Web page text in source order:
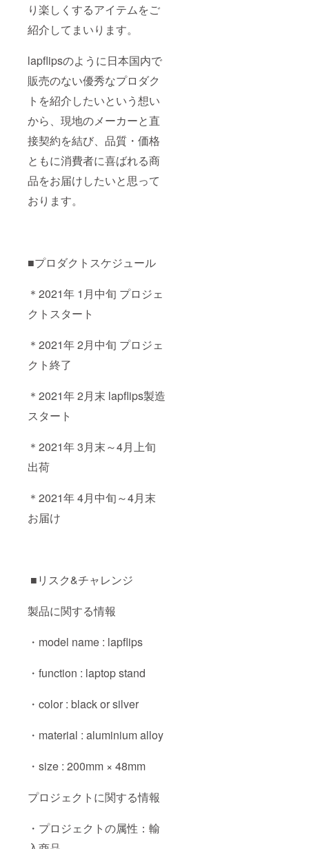
り楽しくするアイテムをご
紹介してまいります。
lapflipsのように日本国内で
販売のない優秀なプロダク
トを紹介したいという想い
から、現地のメーカーと直
接契約を結び、品質・価格
ともに消費者に喜ばれる商
品をお届けしたいと思って
おります。
■プロダクトスケジュール
＊2021年 1月中旬 プロジェ
クトスタート
＊2021年 2月中旬 プロジェ
クト終了
＊2021年 2月末 lapflips製造
スタート
＊2021年 3月末～4月上旬
出荷
＊2021年 4月中旬～4月末
お届け
■リスク&チャレンジ
製品に関する情報
・model name : lapflips
・function : laptop stand
・color : black or silver
・material : aluminium alloy
・size : 200mm × 48mm
プロジェクトに関する情報
・プロジェクトの属性：輸